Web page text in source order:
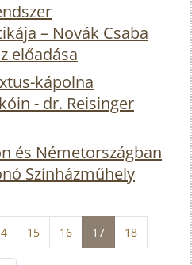
– Novák Csaba
előadása
kápolna
- dr. Reisinger
és Németországban
Színházműhely
15 16 17 18